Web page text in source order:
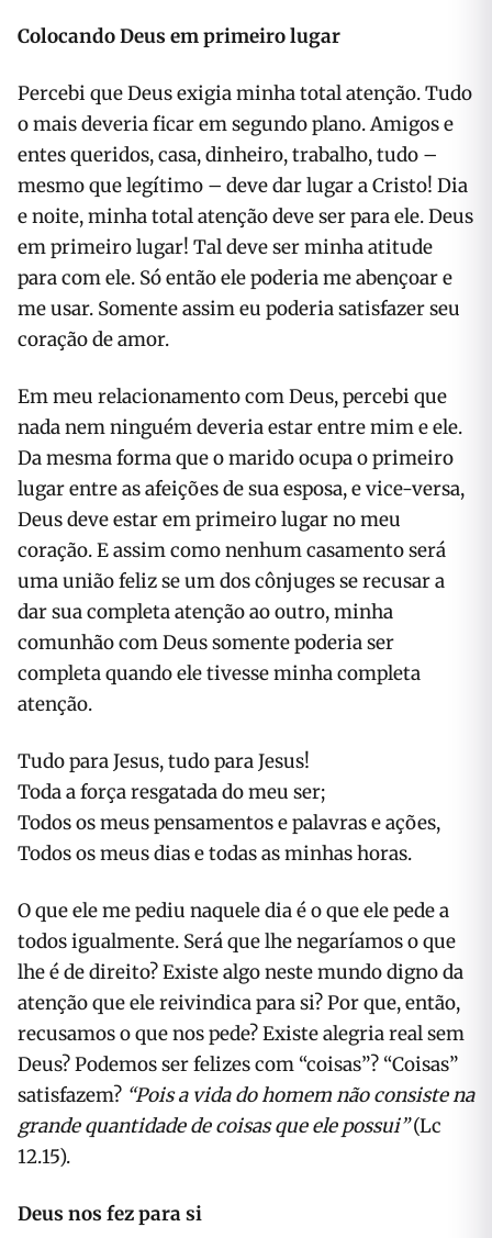
Colocando Deus em primeiro lugar
Percebi que Deus exigia minha total atenção. Tudo
o mais deveria ficar em segundo plano. Amigos e
entes queridos, casa, dinheiro, trabalho, tudo –
mesmo que legítimo – deve dar lugar a Cristo! Dia
e noite, minha total atenção deve ser para ele. Deus
em primeiro lugar! Tal deve ser minha atitude
para com ele. Só então ele poderia me abençoar e
me usar. Somente assim eu poderia satisfazer seu
coração de amor.
Em meu relacionamento com Deus, percebi que
nada nem ninguém deveria estar entre mim e ele.
Da mesma forma que o marido ocupa o primeiro
lugar entre as afeições de sua esposa, e vice-versa,
Deus deve estar em primeiro lugar no meu
coração. E assim como nenhum casamento será
uma união feliz se um dos cônjuges se recusar a
dar sua completa atenção ao outro, minha
comunhão com Deus somente poderia ser
completa quando ele tivesse minha completa
atenção.
Tudo para Jesus, tudo para Jesus!
Toda a força resgatada do meu ser;
Todos os meus pensamentos e palavras e ações,
Todos os meus dias e todas as minhas horas.
O que ele me pediu naquele dia é o que ele pede a
todos igualmente. Será que lhe negaríamos o que
lhe é de direito? Existe algo neste mundo digno da
atenção que ele reivindica para si? Por que, então,
recusamos o que nos pede? Existe alegria real sem
Deus? Podemos ser felizes com “coisas”? “Coisas”
satisfazem? “Pois a vida do homem não consiste na
grande quantidade de coisas que ele possui”(Lc
12.15).
Deus nos fez para si